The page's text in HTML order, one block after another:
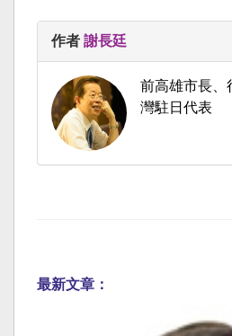
作者 謝長廷
前高雄市長、
灣駐日代表
最新文章：